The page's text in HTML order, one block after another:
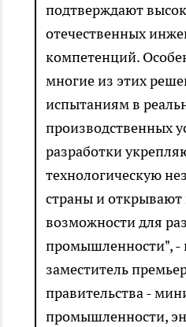
подтверждают
отечественных
компетенций.
многие из этих
испытаниям в
производственных
разработки
технологическую
страны и
возможности для
промышленности", -
заместитель
правительства -
промышленности,